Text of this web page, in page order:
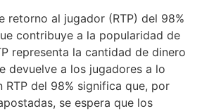
retorno al jugador (RTP) del 98%
contribuye a la popularidad de
representa la cantidad de dinero
devuelve a los jugadores a lo
RTP del 98% significa que, por
se espera que los